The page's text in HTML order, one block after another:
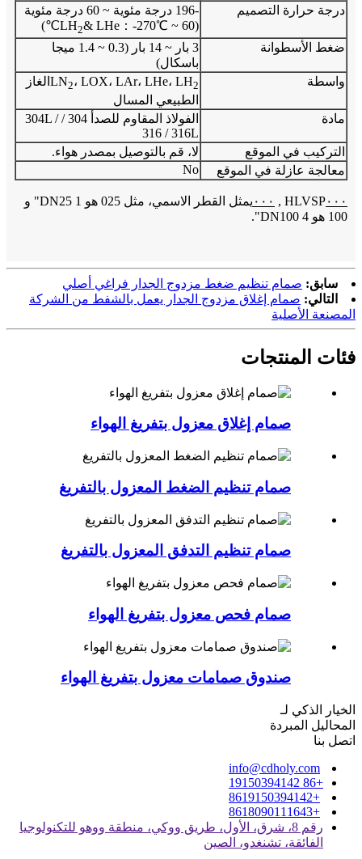
درجة حرارة التصميم
-196 درجة مئوية ~ 60 درجة مئوية
(LH
2& LHe：-270℃ ~ 60℃)
ضغط الأسطوانة
3 بار ~ 14 بار (0.3 ~ 1.4 ميجا
باسكال)
واسطة
LN2، LOX، LAr، LHe، LH2
الغاز
الطبيعي المسال
مادة
الفولاذ المقاوم للصدأ 304 / 304L /
316 / 316L
التركيب في الموقع
لا، قم بالتوصيل بمصدر هواء.
معالجة عازلة في الموقع
No
HLVSP٠٠٠ , ٠٠٠
يمثل القطر الاسمي، مثل 025 هو DN25 1" و
100 هو DN100 4".
سابق: صمام تنظيم ضغط مزدوج الجدار فراغي أصلي
التالي: صمام إغلاق مزدوج الجدار يعمل بالشفط من الشركة
المصنعة الأصلية
فئات المنتجات
صمام إغلاق معزول بتفريغ الهواء
صمام تنظيم الضغط المعزول بالتفريغ
صمام تنظيم التدفق المعزول بالتفريغ
صمام فحص معزول بتفريغ الهواء
صندوق صمامات معزول بتفريغ الهواء
الخيار الذكي لـ
المحاليل المبردة
اتصل بنا
info@cdholy.com
+86 19150394142
+8619150394142
+8618090111643
رقم 8، شرق، الأول، طريق ووكي، منطقة ووهو للتكنولوجيا
الفائقة، تشنغدو، الصين